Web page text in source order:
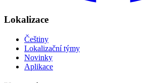
Lokalizace
Češtiny
Lokalizační týmy
Novinky
Aplikace